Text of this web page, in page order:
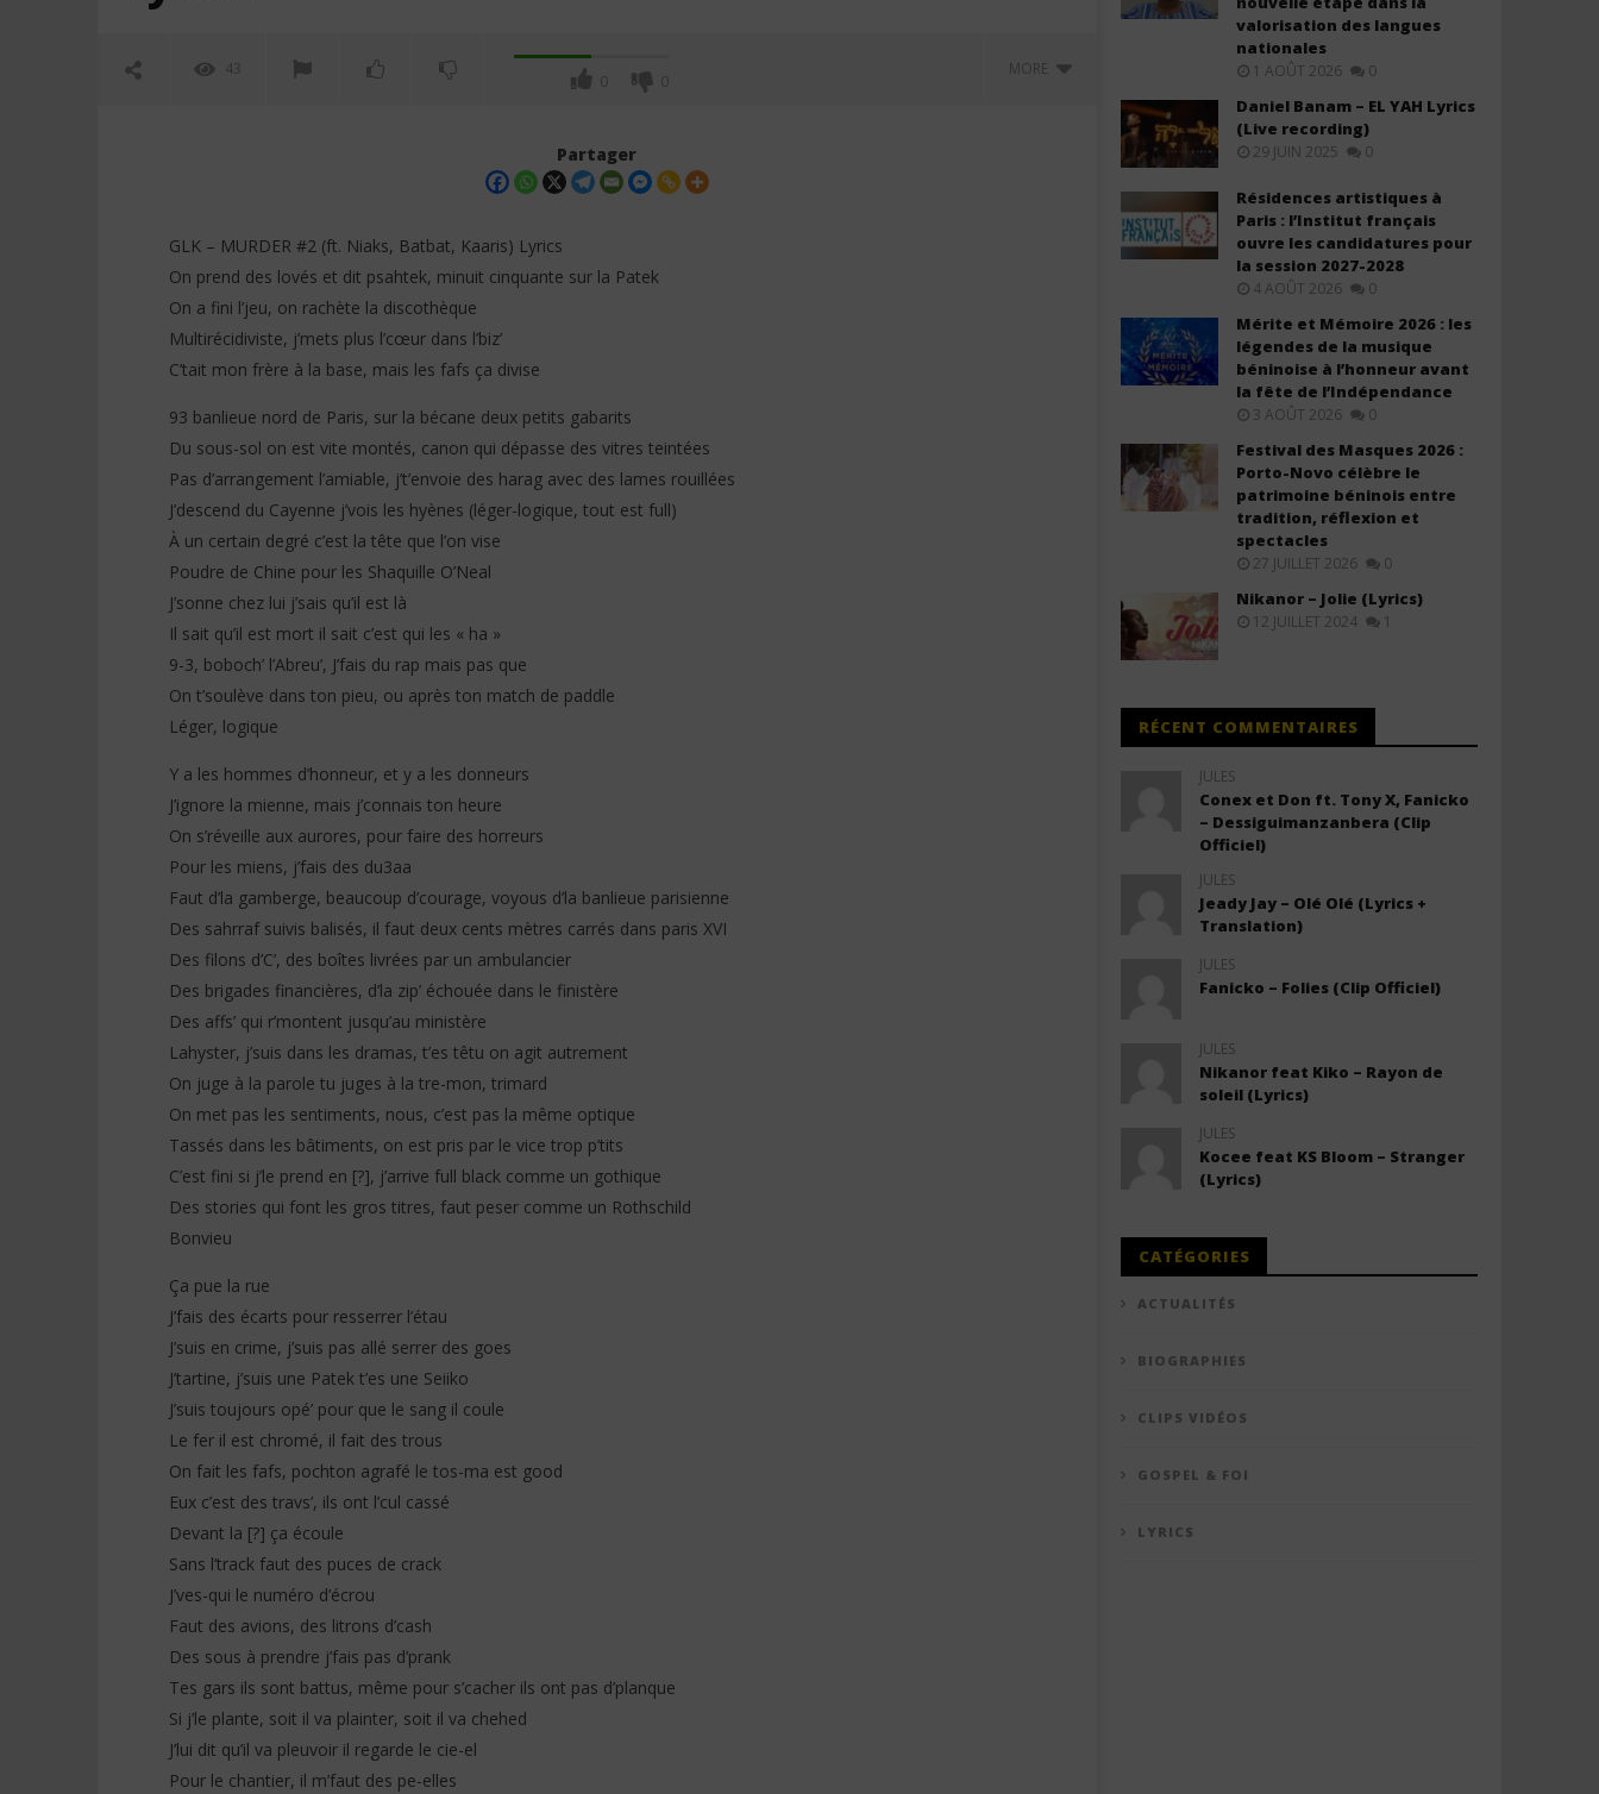
43
0 0
MORE
NOW VIEWING
GLK – MURDER #2 (ft. Niaks,
décembre
2025
Stone
Jeady Jay – MAYAH (Lyrics /
12
décembre
2025
Stone
Olivier Cheuwa ft. Claudy Siar –
Ne Laisse Personne (Lyrics)
décembre
Stone
Black M ft. Ariel Sheney
Descendre (Lyrics /
décembre
2025
Stone
Partager
GLK – MURDER #2 (ft. Niaks, Batbat, Kaaris) Lyrics
On prend des lovés et dit psahtek, minuit cinquante sur la Patek
On a fini l’jeu, on rachète la discothèque
Multirécidiviste, j’mets plus l’cœur dans l’biz’
C’tait mon frère à la base, mais les fafs ça divise
93 banlieue nord de Paris, sur la bécane deux petits gabarits
Du sous-sol on est vite montés, canon qui dépasse des vitres teintées
Pas d’arrangement l’amiable, j’t’envoie des harag avec des lames rouillées
J’descend du Cayenne j’vois les hyènes (léger-logique, tout est full)
À un certain degré c’est la tête que l’on vise
Poudre de Chine pour les Shaquille O’Neal
J’sonne chez lui j’sais qu’il est là
Il sait qu’il est mort il sait c’est qui les « ha »
9-3, boboch’ l’Abreu’, J’fais du rap mais pas que
On t’soulève dans ton pieu, ou après ton match de paddle
Léger, logique
Y a les hommes d’honneur, et y a les donneurs
J’ignore la mienne, mais j’connais ton heure
On s’réveille aux aurores, pour faire des horreurs
Pour les miens, j’fais des du3aa
Faut d’la gamberge, beaucoup d’courage, voyous d’la banlieue parisienne
Des sahrraf suivis balisés, il faut deux cents mètres carrés dans paris XVI
Des filons d’C’, des boîtes livrées par un ambulancier
Des brigades financières, d’la zip’ échouée dans le finistère
Des affs’ qui r’montent jusqu’au ministère
Lahyster, j’suis dans les dramas, t’es têtu on agit autrement
On juge à la parole tu juges à la tre-mon, trimard
On met pas les sentiments, nous, c’est pas la même optique
Tassés dans les bâtiments, on est pris par le vice trop p’tits
C’est fini si j’le prend en [?], j’arrive full black comme un gothique
Des stories qui font les gros titres, faut peser comme un Rothschild
Bonvieu
Ça pue la rue
J’fais des écarts pour resserrer l’étau
J’suis en crime, j’suis pas allé serrer des goes
J’tartine, j’suis une Patek t’es une Seiiko
J’suis toujours opé’ pour que le sang il coule
Le fer il est chromé, il fait des trous
On fait les fafs, pochton agrafé le tos-ma est good
Eux c’est des travs’, ils ont l’cul cassé
Devant la [?] ça écoule
Sans l’track faut des puces de crack
J’ves-qui le numéro d’écrou
Faut des avions, des litrons d’cash
Des sous à prendre j’fais pas d’prank
Tes gars ils sont battus, même pour s’cacher ils ont pas d’planque
Si j’le plante, soit il va plainter, soit il va chehed
J’lui dit qu’il va pleuvoir il regarde le cie-el
Pour le chantier, il m’faut des pe-elles
valorisation des langues
nationales
1 AOÛT 2026 0
Daniel Banam – EL YAH Lyrics
(Live recording)
29 JUIN 2025 0
Résidences artistiques à
Paris : l’Institut français
ouvre les candidatures pour
la session 2027-2028
4 AOÛT 2026 0
Mérite et Mémoire 2026 : les
légendes de la musique
béninoise à l’honneur avant
la fête de l’Indépendance
3 AOÛT 2026 0
Festival des Masques 2026 :
Porto-Novo célèbre le
patrimoine béninois entre
tradition, réflexion et
spectacles
27 JUILLET 2026 0
Nikanor – Jolie (Lyrics)
12 JUILLET 2024 1
RÉCENT COMMENTAIRES
JULES
Conex et Don ft. Tony X, Fanicko
– Dessiguimanzanbera (Clip
Officiel)
JULES
Jeady Jay – Olé Olé (Lyrics +
Translation)
JULES
Fanicko – Folies (Clip Officiel)
JULES
Nikanor feat Kiko – Rayon de
soleil (Lyrics)
JULES
Kocee feat KS Bloom – Stranger
(Lyrics)
CATÉGORIES
ACTUALITÉS
BIOGRAPHIES
CLIPS VIDÉOS
GOSPEL & FOI
LYRICS